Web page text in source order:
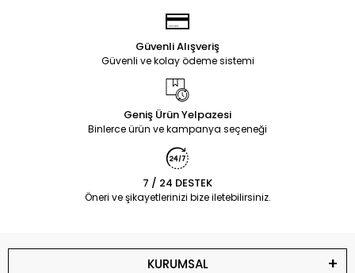
Güvenli Alışveriş
Güvenli ve kolay ödeme sistemi
Geniş Ürün Yelpazesi
Binlerce ürün ve kampanya seçeneği
7 / 24 DESTEK
Öneri ve şikayetlerinizi bize iletebilirsiniz.
KURUMSAL